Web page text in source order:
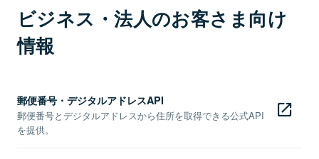
ビジネス・法人のお客さま向け
情報
郵便番号・デジタルアドレスAPI
郵便番号とデジタルアドレスから住所を取得できる公式API
を提供。